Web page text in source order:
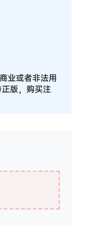
业或者非法用
版，购买注